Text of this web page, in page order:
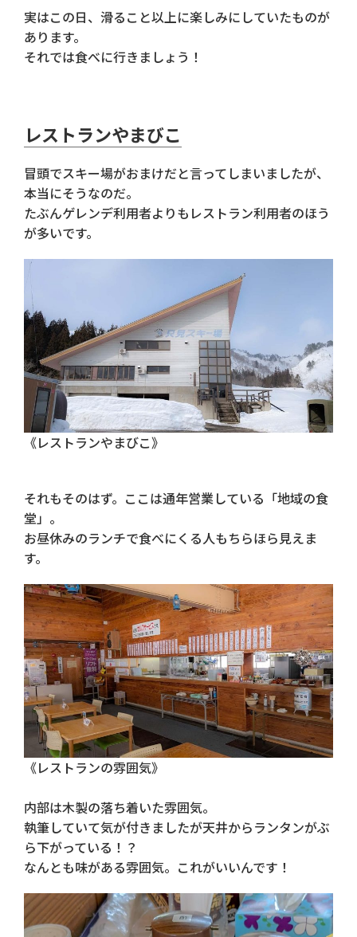
実はこの日、滑ること以上に楽しみにしていたものが
あります。
それでは食べに行きましょう！
レストランやまびこ
冒頭でスキー場がおまけだと言ってしまいましたが、
本当にそうなのだ。
たぶんゲレンデ利用者よりもレストラン利用者のほう
が多いです。
《レストランやまびこ》
それもそのはず。ここは通年営業している「地域の食
堂」。
お昼休みのランチで食べにくる人もちらほら見えま
す。
《レストランの雰囲気》
内部は木製の落ち着いた雰囲気。
執筆していて気が付きましたが天井からランタンがぶ
ら下がっている！？
なんとも味がある雰囲気。これがいいんです！